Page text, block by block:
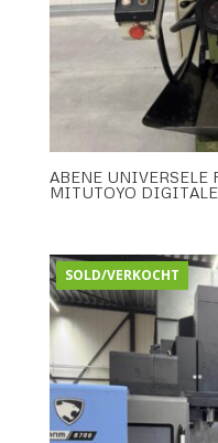
ABENE UNIVERSELE
MITUTOYO
SOLD/VERKOCHT